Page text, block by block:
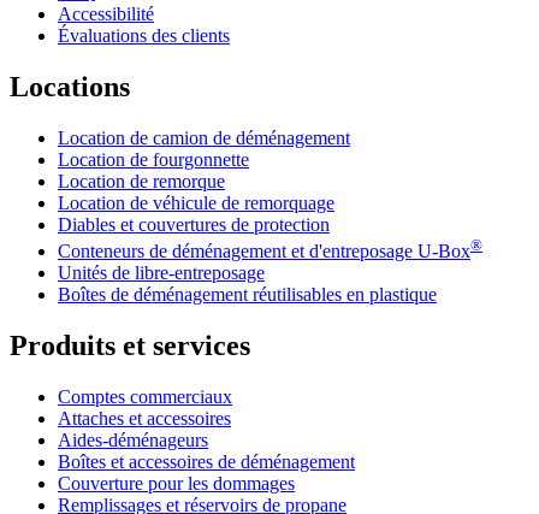
Accessibilité
Évaluations des clients
Locations
Location de camion de déménagement
Location de fourgonnette
Location de remorque
Location de véhicule de remorquage
Diables et couvertures de protection
Conteneurs de déménagement et d'entreposage U-Box®
Unités de libre-entreposage
Boîtes de déménagement réutilisables en plastique
Produits et services
Comptes commerciaux
Attaches et accessoires
Aides-déménageurs
Boîtes et accessoires de déménagement
Couverture pour les dommages
Remplissages et réservoirs de propane